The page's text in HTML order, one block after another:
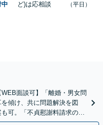
中
ど)は応相談
（平日）
面談可】「離婚・男女問
傾け、共に問題解決を図
可。「不貞慰謝料請求の減
【完全個室相談】